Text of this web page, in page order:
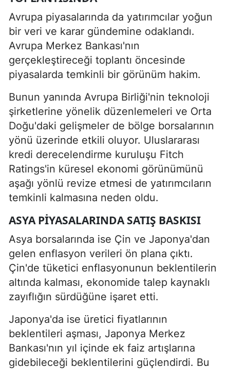
Avrupa piyasalarında da yatırımcılar yoğun
bir veri ve karar gündemine odaklandı.
Avrupa Merkez Bankası'nın
gerçekleştireceği toplantı öncesinde
piyasalarda temkinli bir görünüm hakim.
Bunun yanında Avrupa Birliği'nin teknoloji
şirketlerine yönelik düzenlemeleri ve Orta
Doğu'daki gelişmeler de bölge borsalarının
yönü üzerinde etkili oluyor. Uluslararası
kredi derecelendirme kuruluşu Fitch
Ratings'in küresel ekonomi görünümünü
aşağı yönlü revize etmesi de yatırımcıların
temkinli kalmasına neden oldu.
ASYA PIYASALARINDA SATIŞ BASKISI
Asya borsalarında ise Çin ve Japonya'dan
gelen enflasyon verileri ön plana çıktı.
Çin'de tüketici enflasyonunun beklentilerin
altında kalması, ekonomide talep kaynaklı
zayıflığın sürdüğüne işaret etti.
Japonya'da ise üretici fiyatlarının
beklentileri aşması, Japonya Merkez
Bankası'nın yıl içinde ek faiz artışlarına
gidebileceği beklentilerini güçlendirdi. Bu